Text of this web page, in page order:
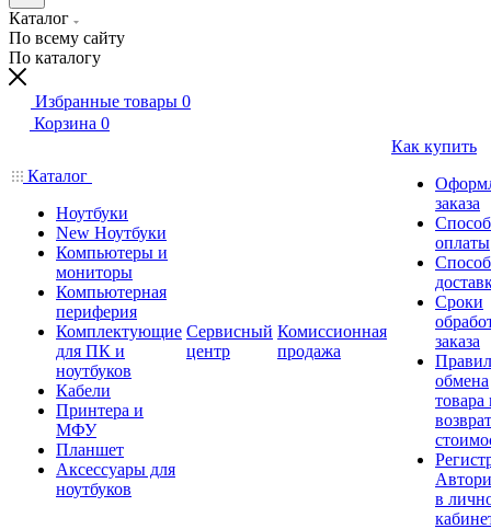
Каталог
По всему сайту
По каталогу
Избранные товары 0
Корзина 0
Каталог
Ноутбуки
New Ноутбуки
Компьютеры и
мониторы
Компьютерная
периферия
Комплектующие
для ПК и
ноутбуков
Кабели
Принтера и
МФУ
Планшет
Аксессуары для
ноутбуков
Сервисный
центр
Комиссионная
продажа
Как купить
заказа
оплаты
Сроки
заказа
обмена
товара
в